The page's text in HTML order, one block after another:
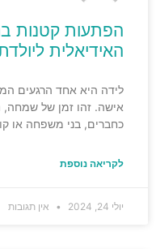
הפתעות קטנות
האידיאלית
לידה היא אחד הרגעים
אישה. זהו זמן של
כחברים, בני משפחה או
לקריאה נוספת
יולי 24, 2024 אין תגובות